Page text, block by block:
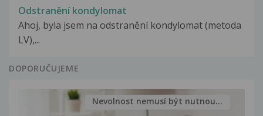
Odstranění kondylomat
Ahoj, byla jsem na odstranění kondylomat (metoda
LV),...
DOPORUČUJEME
Nevolnost nemusí být nutnou...